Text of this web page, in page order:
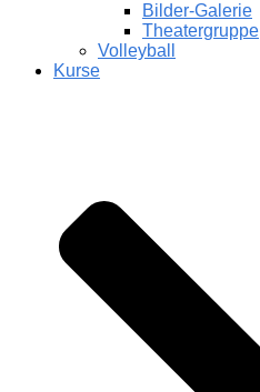
Bilder-Galerie
Theatergruppe
Volleyball
Kurse